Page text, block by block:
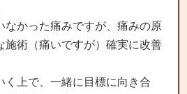
なかった痛みですが、痛みの原
施術（痛いですが）確実に改善
く上で、一緒に目標に向き合